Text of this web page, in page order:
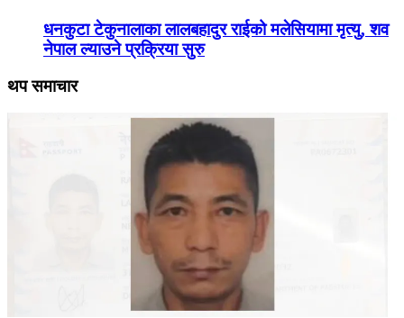
धनकुटा टेकुनालाका लालबहादुर राईको मलेसियामा मृत्यु, शव
नेपाल ल्याउने प्रक्रिया सुरु
थप समाचार